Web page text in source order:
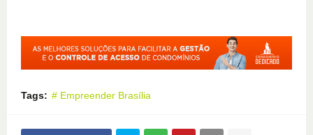
Tags: # Empreender Brasília